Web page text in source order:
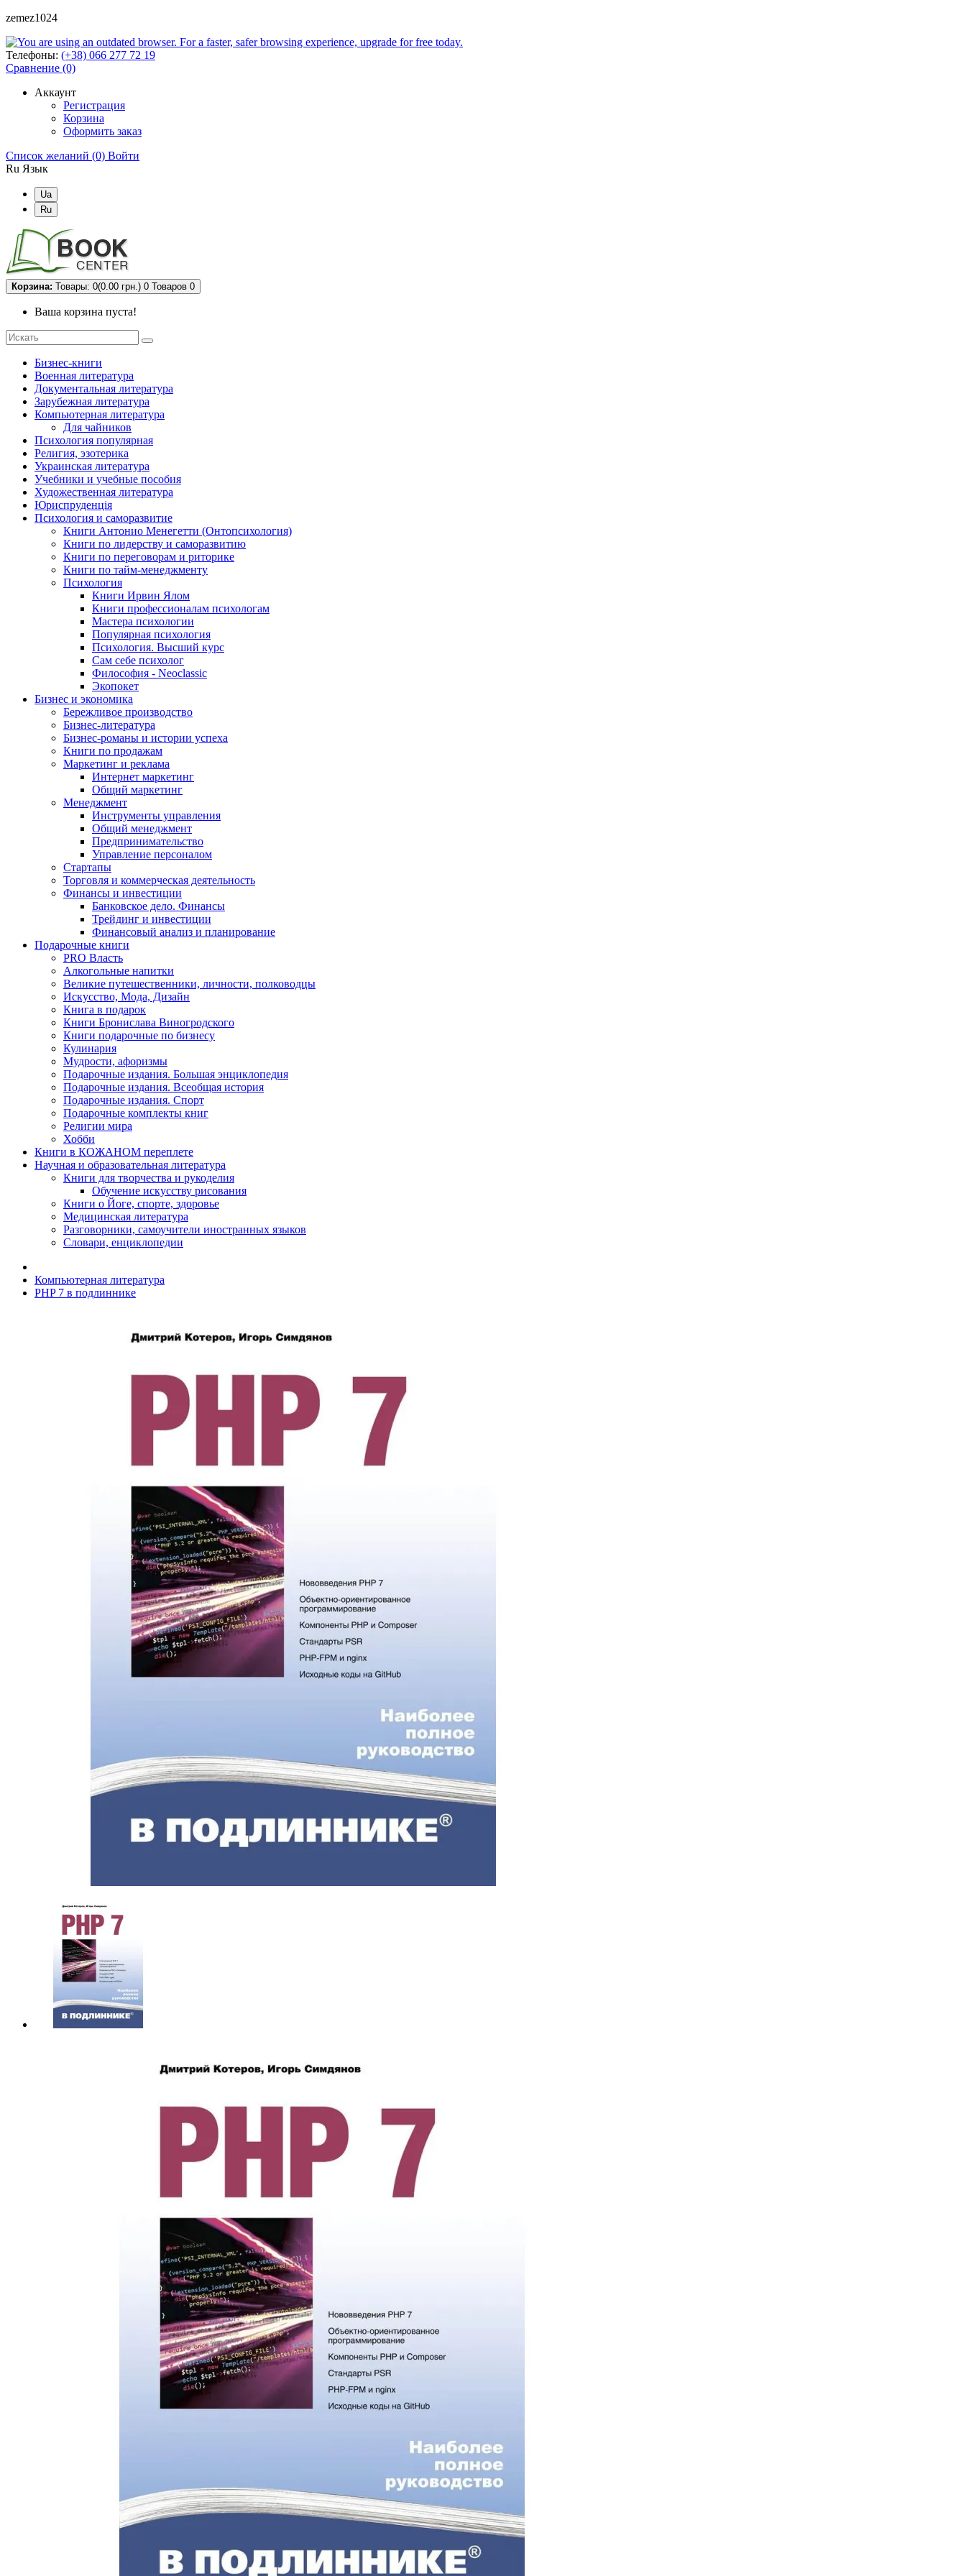
zemez1024
Телефоны: (+38) 066 277 72 19
Сравнение (0)
Аккаунт
Регистрация
Корзина
Оформить заказ
Список желаний (0) Войти
Ru Язык
Ua
Ru
Корзина: Товары: 0(0.00 грн.) 0 Товаров 0
Ваша корзина пуста!
Бизнес-книги
Военная литература
Документальная литература
Зарубежная литература
Компьютерная литература
Для чайников
Психология популярная
Религия, эзотерика
Украинская литература
Учебники и учебные пособия
Художественная литература
Юриспруденція
Психология и саморазвитие
Книги Антонио Менегетти (Онтопсихология)
Книги по лидерству и саморазвитию
Книги по переговорам и риторике
Книги по тайм-менеджменту
Психология
Книги Ирвин Ялом
Книги профессионалам психологам
Мастера психологии
Популярная психология
Психология. Высший курс
Сам себе психолог
Философия - Neoclassic
Экопокет
Бизнес и экономика
Бережливое производство
Бизнес-литература
Бизнес-романы и истории успеха
Книги по продажам
Маркетинг и реклама
Интернет маркетинг
Общий маркетинг
Менеджмент
Инструменты управления
Общий менеджмент
Предпринимательство
Управление персоналом
Стартапы
Торговля и коммерческая деятельность
Финансы и инвестиции
Банковское дело. Финансы
Трейдинг и инвестиции
Финансовый анализ и планирование
Подарочные книги
PRO Власть
Алкогольные напитки
Великие путешественники, личности, полководцы
Искусство, Мода, Дизайн
Книга в подарок
Книги Бронислава Виногродского
Книги подарочные по бизнесу
Кулинария
Мудрости, афоризмы
Подарочные издания. Большая энциклопедия
Подарочные издания. Всеобщая история
Подарочные издания. Спорт
Подарочные комплекты книг
Религии мира
Хобби
Книги в КОЖАНОМ переплете
Научная и образовательная литература
Книги для творчества и рукоделия
Обучение искусству рисования
Книги о Йоге, спорте, здоровье
Медицинская литература
Разговорники, самоучители иностранных языков
Словари, енциклопедии
Компьютерная литература
PHP 7 в подлиннике